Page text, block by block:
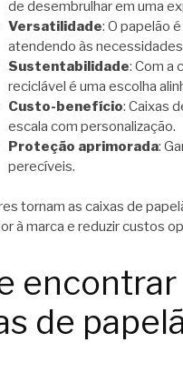
de desembrulhar em uma
Versatilidade: O papelão
atendendo às
Sustentabilidade: Com a
reciclável é uma escolha
Custo-benefício: Caixas
escala com personalização.
Proteção aprimorada:
perecíveis.
tornam as caixas de
à marca e reduzir custos
de